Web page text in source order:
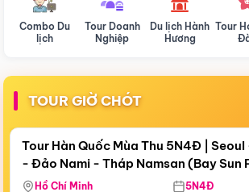
Combo Du
lịch
Tour Doanh
Nghiệp
Du lịch Hành
Hương
Tour
TOUR GIỜ CHÓT
Còn19 ngày 00:44:22
Tour Hàn Quốc Mùa Thu 5N4Đ |
- Đảo Nami - Tháp Namsan (Bay Sun
Airways)
Hồ Chí Minh 5N4Đ